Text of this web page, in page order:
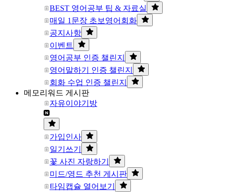
BEST 영어공부 팁 & 자료실
매일 1문장 초보영어회화
공지사항
이벤트
영어공부 인증 챌린지
영어말하기 인증 챌린지
회화 수업 인증 챌린지
메모리워드 게시판
자유이야기방
가입인사
일기쓰기
꽃 사진 자랑하기
미드/영드 추천 게시판
타임캡슐 열어보기